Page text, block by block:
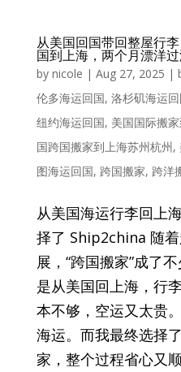
从美国回国带回整屋行
国到上海，两个月漂洋
by nicole | Aug 27, 2025 |
伦多海运回国, 洛杉矶海运
纽约海运回国, 美国国际搬
国跨国搬家到上海苏州杭州,
图海运回国, 跨国搬家, 跨洋
从美国海运行李回上
择了 Ship2china 随
展，“跨国搬家”成了
是从美国回上海，行
本不够，空运又太贵
海运。而我最终选择
家，整个过程省心又